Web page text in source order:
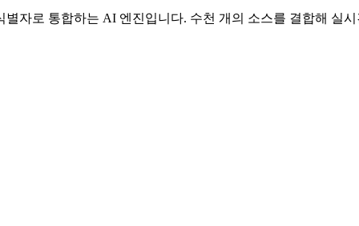
자로 통합하는 AI 엔진입니다. 수천 개의 소스를 결합해 실